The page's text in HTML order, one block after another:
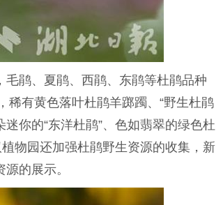
鹃、夏鹃、西鹃、东鹃等杜鹃品种
稀有黄色落叶杜鹃羊踯躅、“野生杜鹃
你的“东洋杜鹃”、色如翡翠的绿色杜
物园还加强杜鹃野生资源的收集，新
的展示。